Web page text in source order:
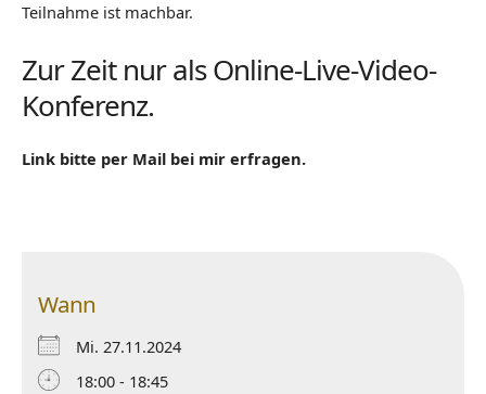
Teilnahme ist machbar.
Zur Zeit nur als Online-Live-Video-
Konferenz.
Link bitte per Mail bei mir erfragen.
Wann
Mi. 27.11.2024
18:00 - 18:45